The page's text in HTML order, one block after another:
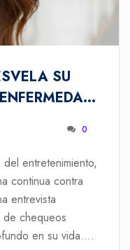
SU
0
entretenimiento,
continua contra
entrevista
chequeos
en su vida.